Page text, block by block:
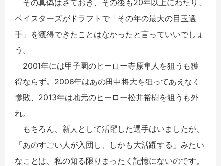
その真偽はさておき、その後も20年以上にわたり、
ベイスターズがドラフトで「その年の最大の目玉選
手」を獲得できたことはなかったと言っていいでしょ
う。
2001年には甲子園のヒーロー寺原隼人を狙うも獲
得ならず。2006年はあの田中将大を狙ってあえなく
惨敗、2013年は地元のヒーロー松井裕樹を狙うも外
れ。
もちろん、新人として活躍した選手はいましたが、
「あのすごい人が入団し、しかも大活躍する」みたい
なことは、私の知る限りまったく記憶にないのです。